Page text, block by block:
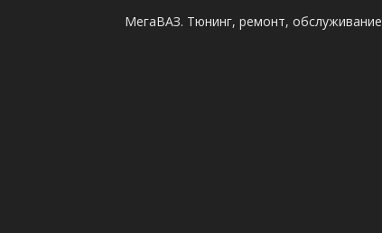
МегаВАЗ. Тюнинг, ремонт, обслуживание